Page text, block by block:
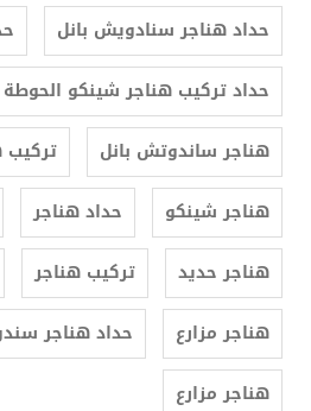
حداد هناجر سنادويش بانل
حداد تركيب هناجر شينكو الحوطة
هناجر ساندوتش بانل
تركيب
هناجر شينكو
حداد هناجر
هناجر حديد
تركيب هناجر
هناجر مزارع
حداد هناجر
هناجر مزارع